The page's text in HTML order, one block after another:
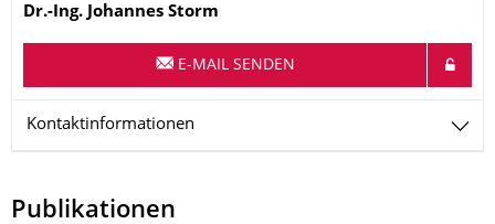
Name
Dr.-Ing. Johannes Storm
E-MAIL SENDEN
Kontaktinformationen
Publikationen